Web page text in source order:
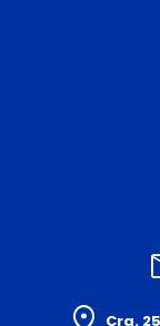
Cra.